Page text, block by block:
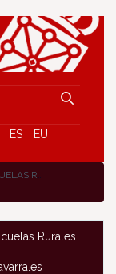
ES EU
RURALES
Rurales